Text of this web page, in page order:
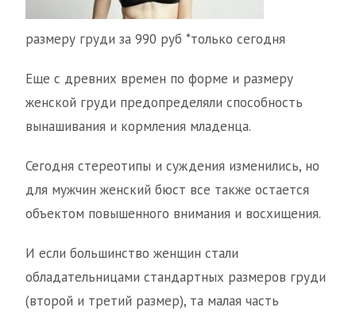
размеру груди за 990 руб *только сегодня
Еще с древних времен по форме и размеру
женской груди предопределяли способность
вынашивания и кормления младенца.
Сегодня стереотипы и суждения изменились, но
для мужчин женский бюст все также остается
объектом повышенного внимания и восхищения.
И если большинство женщин стали
обладательницами стандартных размеров груди
(второй и третий размер), та малая часть